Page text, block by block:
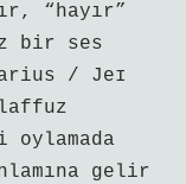
“hayır”
bir ses
/ Jeɪ
gelir